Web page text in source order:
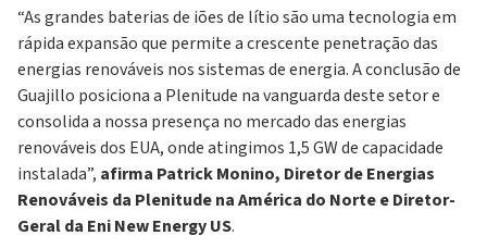
“As grandes baterias de iões de lítio são uma tecnologia em
rápida expansão que permite a crescente penetração das
energias renováveis nos sistemas de energia. A conclusão de
Guajillo posiciona a Plenitude na vanguarda deste setor e
consolida a nossa presença no mercado das energias
renováveis dos EUA, onde atingimos 1,5 GW de capacidade
instalada”, afirma Patrick Monino, Diretor de Energias
Renováveis da Plenitude na América do Norte e Diretor-
Geral da Eni New Energy US.